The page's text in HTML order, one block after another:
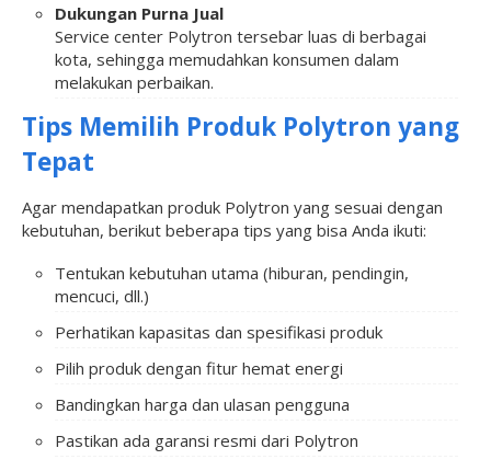
Dukungan Purna Jual
Service center Polytron tersebar luas di berbagai
kota, sehingga memudahkan konsumen dalam
melakukan perbaikan.
Tips Memilih Produk Polytron yang
Tepat
Agar mendapatkan produk Polytron yang sesuai dengan
kebutuhan, berikut beberapa tips yang bisa Anda ikuti:
Tentukan kebutuhan utama (hiburan, pendingin,
mencuci, dll.)
Perhatikan kapasitas dan spesifikasi produk
Pilih produk dengan fitur hemat energi
Bandingkan harga dan ulasan pengguna
Pastikan ada garansi resmi dari Polytron